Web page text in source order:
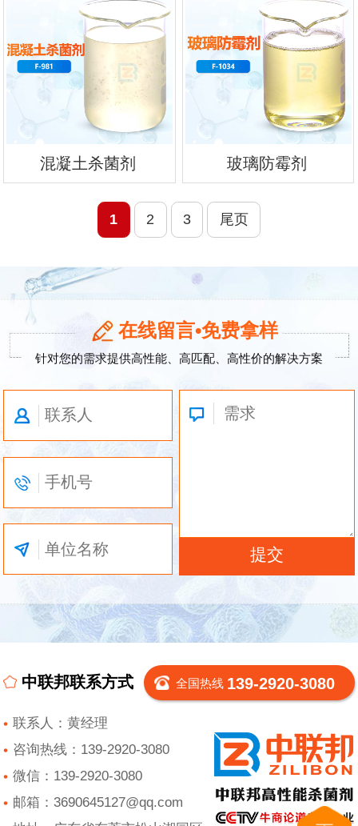
混凝土杀菌剂 玻璃防霉剂
1 2 3 尾页
在线留言•免费拿样
针对您的需求提供高性能、高匹配、高性价的解决方案
中联邦联系方式 全国热线 139-2920-3080
联系人：黄经理
咨询热线：139-2920-3080
微信：139-2920-3080
邮箱：3690645127@qq.com